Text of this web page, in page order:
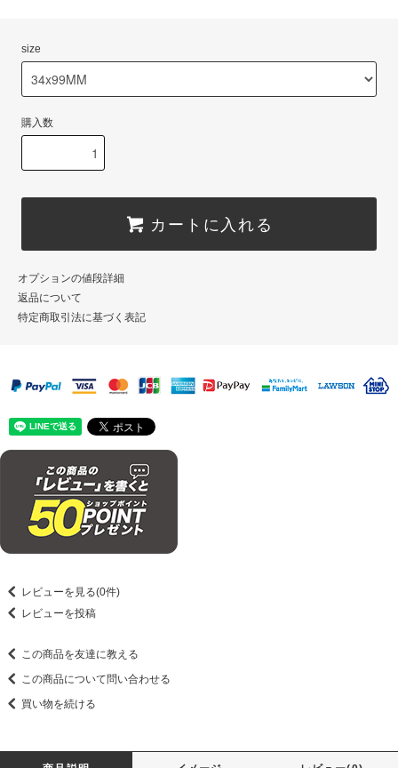
size
購入数
カートに入れる
オプションの値段詳細
返品について
特定商取引法に基づく表記
レビューを見る(0件)
レビューを投稿
この商品を友達に教える
この商品について問い合わせる
買い物を続ける